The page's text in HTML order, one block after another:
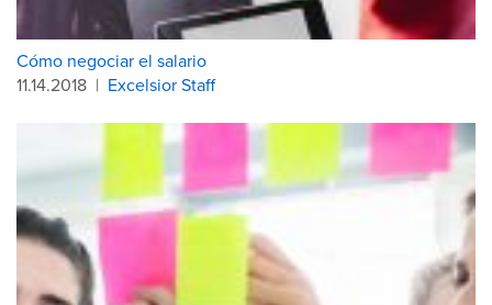
Cómo negociar el salario
11.14.2018 | Excelsior Staff